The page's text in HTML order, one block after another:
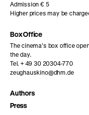
Admission € 5
Higher prices may be
Box Office
The cinema’s box office
the day.
Tel. + 49 30 20304-770
zeughauskino@dhm.de
Authors
Press